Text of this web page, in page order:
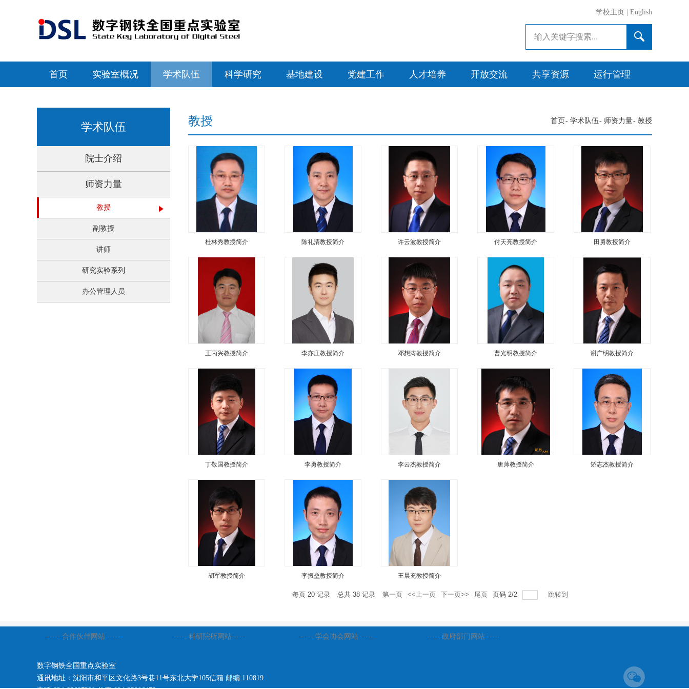
学校主页 English
首页 实验室概况 学术队伍 科学研究 基地建设 党建工作 人才培养 开放交流 共享资源 运行管理
学术队伍
院士介绍
师资力量
教授
副教授
讲师
研究实验系列
办公管理人员
首页- 学术队伍- 师资力量- 教授
教授
杜林秀教授简介 陈礼清教授简介 许云波教授简介 付天亮教授简介 田勇教授简介
王丙兴教授简介 李亦庄教授简介 邓想涛教授简介 曹光明教授简介 谢广明教授简介
丁敬国教授简介 李勇教授简介 李云杰教授简介 唐帅教授简介 矫志杰教授简介
胡军教授简介 李振垒教授简介 王晨充教授简介
每页 20 记录 总共 38 记录 第一页 <<上一页 下一页>> 尾页 页码 2/2 跳转到
----- 合作伙伴网站 ----- ----- 科研院所网站 ----- ----- 学会协会网站 ----- ----- 政府部门网站 -----
数字钢铁全国重点实验室
通讯地址：沈阳市和平区文化路3号巷11号东北大学105信箱 邮编:110819